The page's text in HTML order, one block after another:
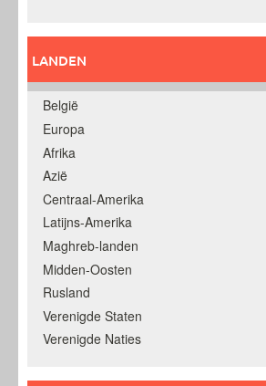
LANDEN
België
Europa
Afrika
Azië
Centraal-Amerika
Latijns-Amerika
Maghreb-landen
Midden-Oosten
Rusland
Verenigde Staten
Verenigde Naties